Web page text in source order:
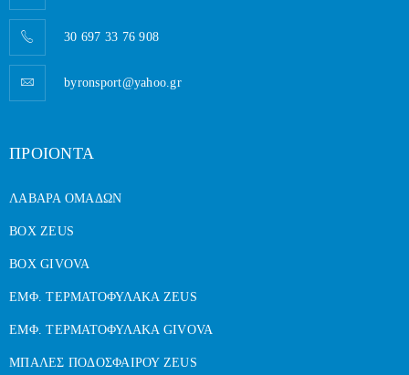
30 697 33 76 908
byronsport@yahoo.gr
ΠΡΟΙΟΝΤΑ
ΛΑΒΑΡΑ ΟΜΑΔΩΝ
BOX ZEUS
BOX GIVOVA
ΕΜΦ. ΤΕΡΜΑΤΟΦΥΛΑΚΑ ZEUS
ΕΜΦ. ΤΕΡΜΑΤΟΦΥΛΑΚΑ GIVOVA
ΜΠΑΛΕΣ ΠΟΔΟΣΦΑΙΡΟΥ ZEUS